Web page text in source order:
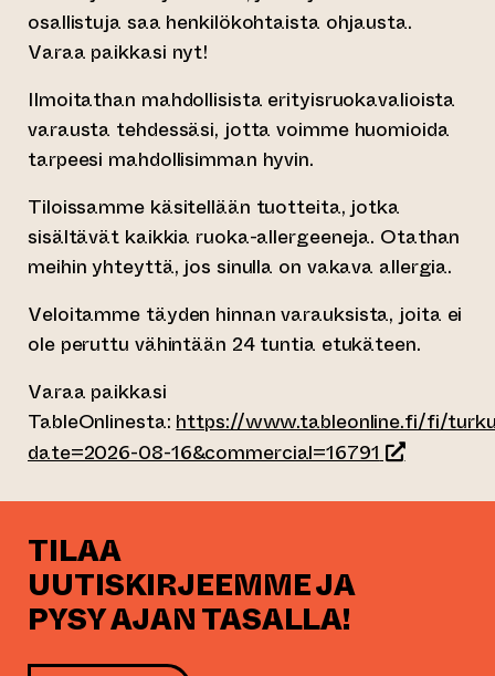
osallistuja saa henkilökohtaista ohjausta.
Varaa paikkasi nyt!
Ilmoitathan mahdollisista erityisruokavalioista
varausta tehdessäsi, jotta voimme huomioida
tarpeesi mahdollisimman hyvin.
Tiloissamme käsitellään tuotteita, jotka
sisältävät kaikkia ruoka-allergeeneja. Otathan
meihin yhteyttä, jos sinulla on vakava allergia.
Veloitamme täyden hinnan varauksista, joita ei
ole peruttu vähintään 24 tuntia etukäteen.
Varaa paikkasi
TableOnlinesta: https://www.tableonline.fi/fi/
date=2026-08-16&commercial=16791 (siirtyy
TILAA
UUTISKIRJEEMME JA
PYSY AJAN TASALLA!